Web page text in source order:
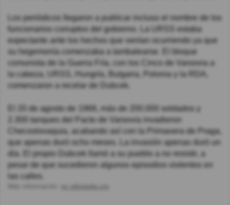
Los periódicos llegaron a publicar incluso el nombre de los
funcionarios corruptos del gobierno. La URSS estaba
expectante ante los hechos que venían ocurriendo ya que
su hegemonía comenzaba a tambalearse. El bloque
comunista de la Guerra Fría, con los Cinco de Varsovia a
la cabeza, URSS, Hungría, Bulgaria, Polonia y la RDA,
comenzaron a recelar de Dubcek.
El 20 de agosto de 1968, más de 200.000 soldados y
2.300 tanques del Pacto de Varsovia invadieron
Checoslovaquia, acabando así con la Primavera de Praga,
que apenas duró ocho meses. La invasión apenas duró un
día. El propio Dubcek llamó a su pueblo a no resistir, a
pesar de que sucedieron algunos episodios violentos en
las calles.
es.wikipedia.org